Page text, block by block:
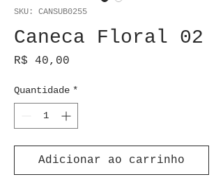
SKU: CANSUB0255
Caneca Floral 02
R$ 40,00
Quantidade *
Adicionar ao carrinho